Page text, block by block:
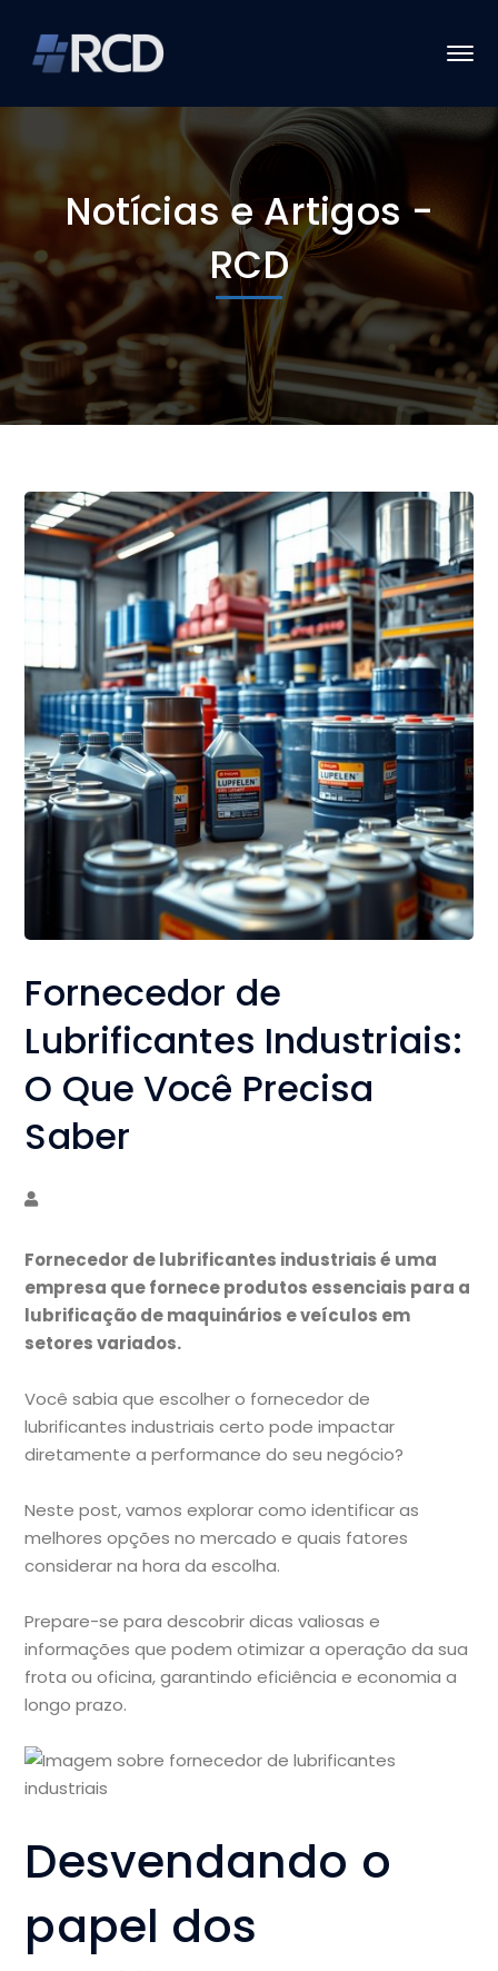
Notícias e Artigos -
RCD
Fornecedor de
Lubrificantes Industriais:
O Que Você Precisa
Saber
Fornecedor de lubrificantes industriais é uma
empresa que fornece produtos essenciais para a
lubrificação de maquinários e veículos em
setores variados.
Você sabia que escolher o fornecedor de
lubrificantes industriais certo pode impactar
diretamente a performance do seu negócio?
Neste post, vamos explorar como identificar as
melhores opções no mercado e quais fatores
considerar na hora da escolha.
Prepare-se para descobrir dicas valiosas e
informações que podem otimizar a operação da sua
frota ou oficina, garantindo eficiência e economia a
longo prazo.
Desvendando o
papel dos